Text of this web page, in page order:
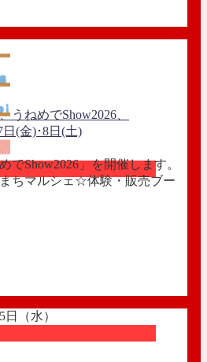
うねめでShow2026、
(金)･8日(土)
でShow2026」を開催します。
ちマルシェ☆体験・販売ブー